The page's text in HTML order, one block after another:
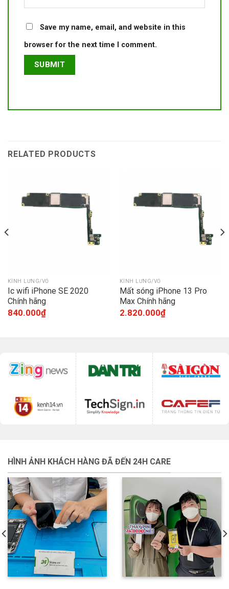
Save my name, email, and website in this
browser for the next time I comment.
RELATED PRODUCTS
KÍNH LƯNG/VỎ
Ic wifi iPhone SE 2020
Chính hãng
840.000₫
KÍNH LƯNG/VỎ
Mất sóng iPhone 13 Pro
Max Chính hãng
2.820.000₫
HÌNH ẢNH KHÁCH HÀNG ĐÃ ĐẾN 24H CARE